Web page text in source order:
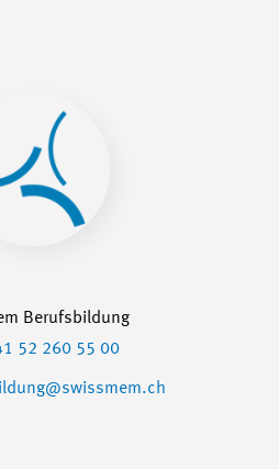
Berufsbildung
52 260 55 00